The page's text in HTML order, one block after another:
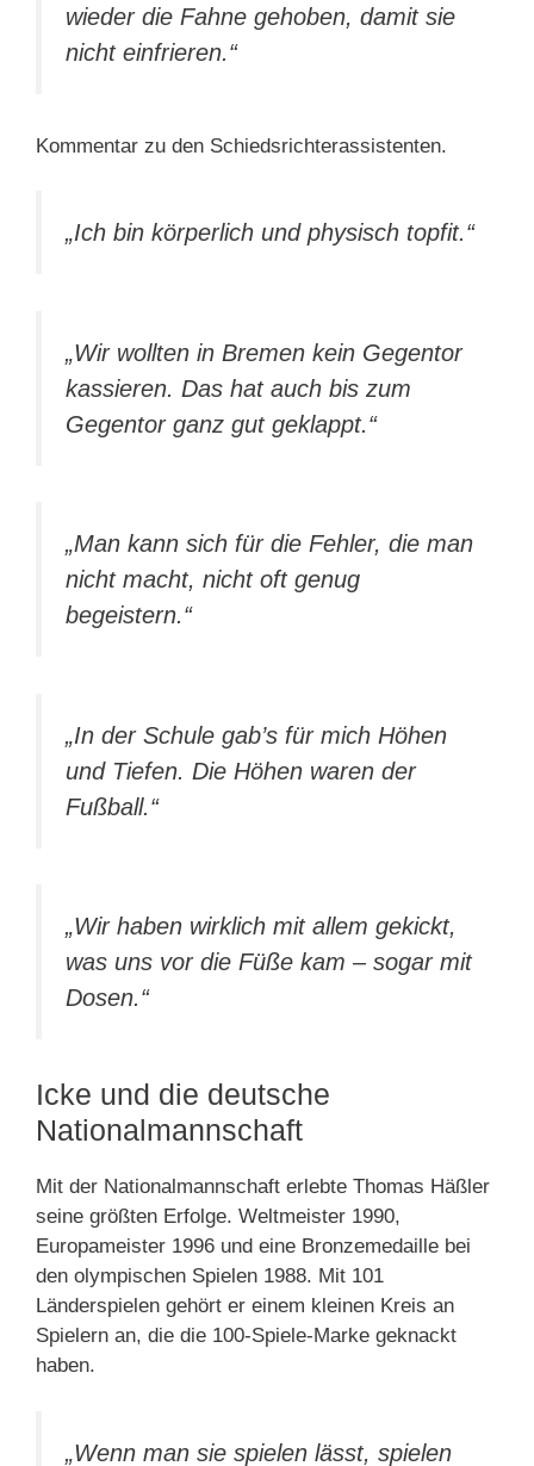
wieder die Fahne gehoben, damit sie
nicht einfrieren.“
Kommentar zu den Schiedsrichterassistenten.
„Ich bin körperlich und physisch topfit.“
„Wir wollten in Bremen kein Gegentor
kassieren. Das hat auch bis zum
Gegentor ganz gut geklappt.“
„Man kann sich für die Fehler, die man
nicht macht, nicht oft genug
begeistern.“
„In der Schule gab’s für mich Höhen
und Tiefen. Die Höhen waren der
Fußball.“
„Wir haben wirklich mit allem gekickt,
was uns vor die Füße kam – sogar mit
Dosen.“
Icke und die deutsche
Nationalmannschaft
Mit der Nationalmannschaft erlebte Thomas Häßler
seine größten Erfolge. Weltmeister 1990,
Europameister 1996 und eine Bronzemedaille bei
den olympischen Spielen 1988. Mit 101
Länderspielen gehört er einem kleinen Kreis an
Spielern an, die die 100-Spiele-Marke geknackt
haben.
„Wenn man sie spielen lässt, spielen